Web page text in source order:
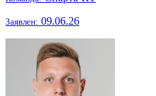
Заявлен: 09.06.26